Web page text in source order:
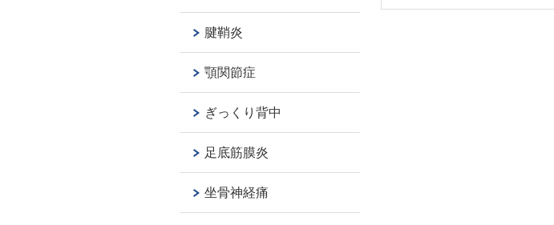
腱鞘炎
顎関節症
ぎっくり背中
足底筋膜炎
坐骨神経痛